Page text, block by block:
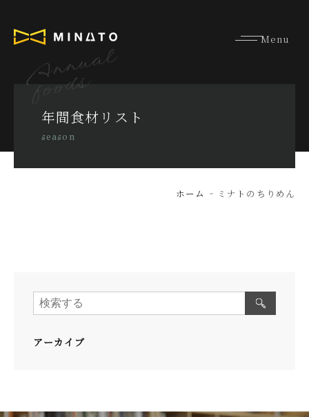
年間食材リスト
season
Annual
foods
ホーム ミナトのちりめん
アーカイブ